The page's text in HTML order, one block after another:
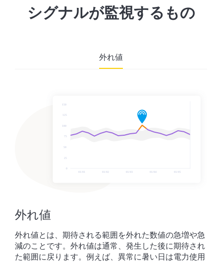
シグナルが監視するもの
外れ値
外れ値
外れ値とは、期待される範囲を外れた数値の急増や急
減のことです。外れ値は通常、発生した後に期待され
た範囲に戻ります。例えば、異常に暑い日は電力使用